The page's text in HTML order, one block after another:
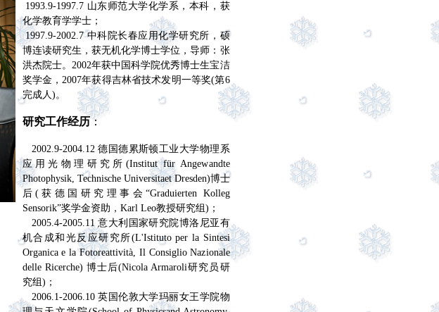
1993.9-1997.7 山东师范大学化学系，本科，获
化学教育学学士；
1997.9-2002.7 中科院长春应用化学研究所，硕
博连读研究生，获无机化学博士学位，导师：张
洪杰院士。 2002年获中国科学院优秀博士生宝洁
奖学金 ，2007年获得吉林省技术发明一等奖(第6
完成人)。
研究工作经历：
2002.9-2004.12 德国德累斯顿工业大学物理系
应用光物理研究所(Institut für Angewandte
Photophysik, Technische Universitaet Dresden)博士
后(获德国研究 理事会“Graduierten Kolleg
Sensorik”奖学金资助，Karl Leo教授研究组)；
2005.4-2005.11 意大利国家研究院博洛尼亚有
机合成和光反应研究所(L'Istituto per la Sintesi
Organica e la Fotoreattività, Il Consiglio Nazionale
delle Ricerche) 博士后(Nicola Armaroli研究员研
究组)；
2006.1-2006.10 英国伦敦大学玛丽女王学院物